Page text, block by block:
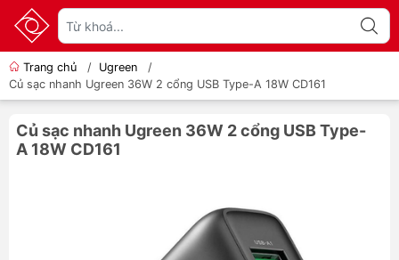
Trang chủ / Ugreen
/
Củ sạc nhanh Ugreen 36W 2 cổng USB Type-A 18W CD161
Củ sạc nhanh Ugreen 36W 2 cổng USB Type-
A 18W CD161